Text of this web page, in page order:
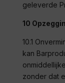
geleverde
10
10.1
kan
zonder dat